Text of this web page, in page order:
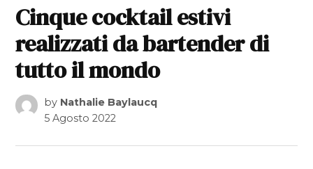
Cinque cocktail estivi
realizzati da bartender di
tutto il mondo
by Nathalie Baylaucq
5 Agosto 2022